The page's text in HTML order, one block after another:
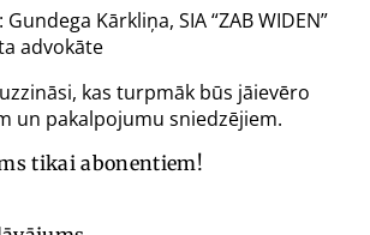
Kārkliņa, SIA “ZAB WIDEN”
advokāte
kas turpmāk būs jāievēro
un pakalpojumu sniedzējiem.
tikai abonentiem!